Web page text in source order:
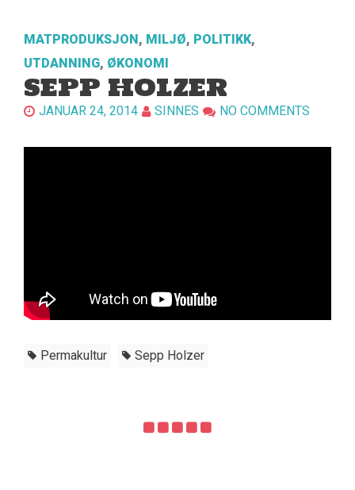
MATPRODUKSJON, MILJØ, POLITIKK,
UTDANNING, ØKONOMI
SEPP HOLZER
JANUAR 24, 2014 SINNES NO COMMENTS
Permakultur Sepp Holzer